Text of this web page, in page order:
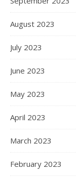
August 2023
July 2023
June 2023
May 2023
April 2023
March 2023
February 2023